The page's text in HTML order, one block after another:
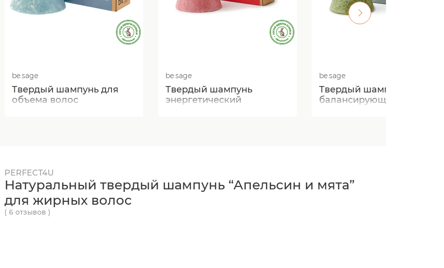
be.sage
Твердый шампунь для
объема волос
be.sage
Твердый шампунь
энергетический
be.sage
Твердый шампунь
балансирующий
PERFECT4U
Натуральный твердый шампунь “Апельсин и мята”
для жирных волос
( 6 отзывов )